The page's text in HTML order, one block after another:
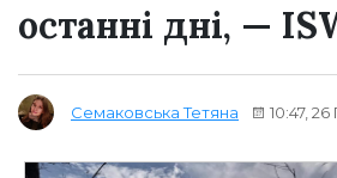
останні дні, —
Семаковська Тетяна 10:47,